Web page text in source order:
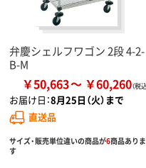
弁慶シェルフワゴン 2段 4-2-
B-M
￥50,663 ￥60,260
お届け日：8月25日（火）まで
直送品
サイズ・販売単位違いの商品が6商品ありま
す